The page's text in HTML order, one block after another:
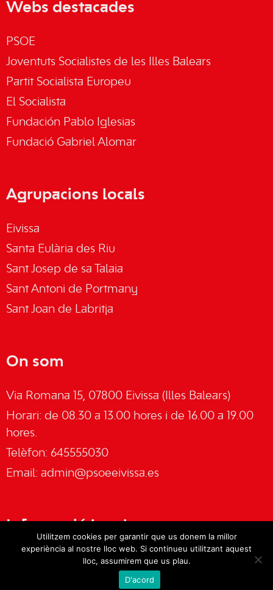
Webs destacades
PSOE
Joventuts Socialistes de les Illes Balears
Partit Socialista Europeu
El Socialista
Fundación Pablo Iglesias
Fundació Gabriel Alomar
Agrupacions locals
Eivissa
Santa Eulària des Riu
Sant Josep de sa Talaia
Sant Antoni de Portmany
Sant Joan de Labritja
On som
Via Romana 15, 07800 Eivissa (Illes Balears)
Horari: de 08.30 a 13.00 hores i de 16.00 a 19.00
hores.
Telèfon: 645555030
Email: admin@psoeeivissa.es
Informació legal
Utilitzem cookies per garantir que us donem la millor
experiència al nostre lloc web. Si continueu utilitzant aquest
lloc, assumirem que us plau.
D'acord